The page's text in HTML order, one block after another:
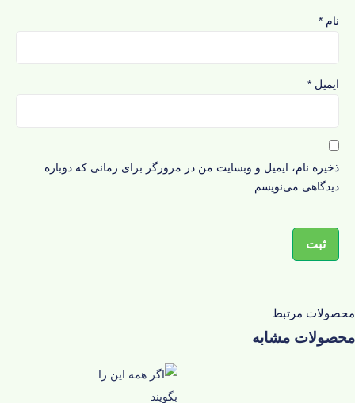
نام *
ایمیل *
ذخیره نام، ایمیل و وبسایت من در مرورگر برای زمانی که دوباره
دیدگاهی می‌نویسم.
محصولات مرتبط
محصولات مشابه